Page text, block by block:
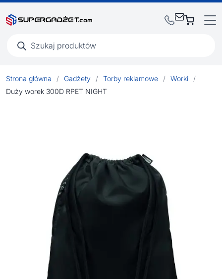
produktów
Strona główna / Gadżety / Torby reklamowe / Worki
/
Duży worek 300D RPET NIGHT